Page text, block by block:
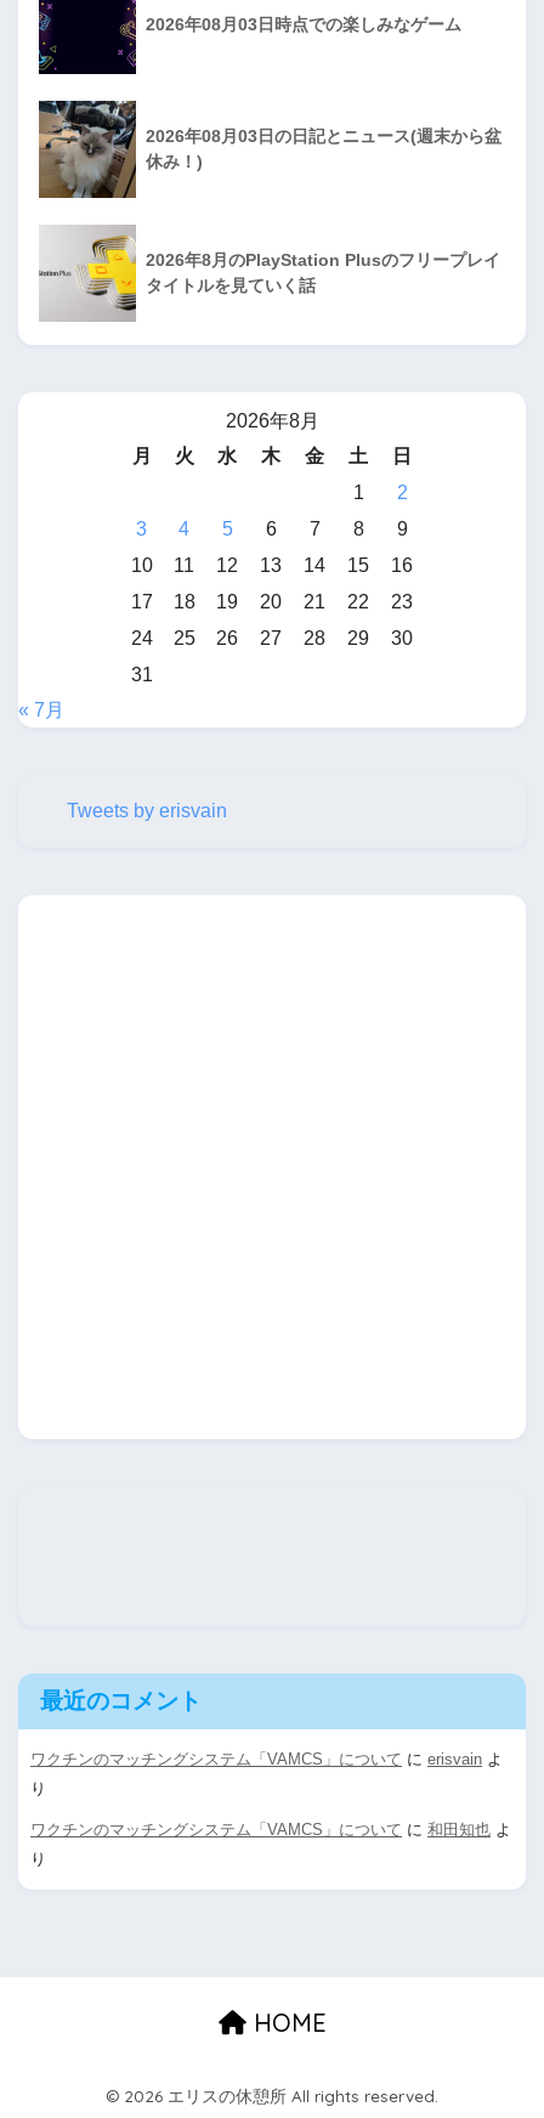
2026年08月03日時点での楽しみなゲーム
2026年08月03日の日記とニュース(週末から盆
休み！)
2026年8月のPlayStation Plusのフリープレイ
タイトルを見ていく話
2026年8月
月
火 水 木 金 土
日
1
2
3
4 5 6 7 8
9
10
11 12 13 14 15
16
17
18 19 20 21 22
23
24
25 26 27 28 29
30
31
« 7月
Tweets by erisvain
最近のコメント
ワクチンのマッチングシステム「VAMCS」について に erisvain よ
り
ワクチンのマッチングシステム「VAMCS」について に 和田知也 よ
り
HOME
© 2026 エリスの休憩所 All rights reserved.